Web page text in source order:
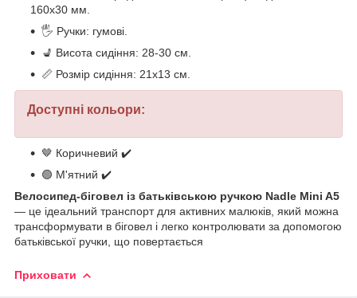
160х30 мм.
🖐️ Ручки: гумові.
💺 Висота сидіння: 28-30 см.
📏 Розмір сидіння: 21х13 см.
Доступні кольори:
🤎 Коричневий ✔️
🟢 М'ятний ✔️
Велосипед-біговел із батьківською ручкою Nadle Mini A5
— це ідеальний транспорт для активних малюків, який можна
трансформувати в біговел і легко контролювати за допомогою
батьківської ручки, що повертається
Приховати